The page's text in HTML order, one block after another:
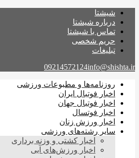
شیشتا
درباره شیشتا
تماس با شیشتا
حریم شخصی
تبلیغات
09214572124info@shishta.ir
روزنامه‌ها و مطبوعات ورزشی
اخبار فوتبال ایران
اخبار فوتبال جهان
اخبار فوتسال
اخبار ورزش زنان
سایر رشته‌های ورزشی
اخبار کشتی و وزنه برداری
اخبار ورزش‌های آبی